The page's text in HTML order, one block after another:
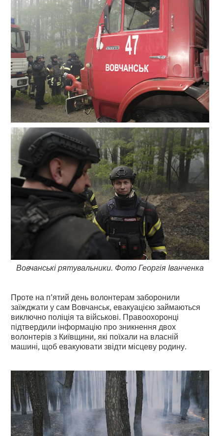
Вовчанські рятувальники. Фото Георгія Іванченка
Проте на п’ятий день волонтерам заборонили
заїжджати у сам Вовчанськ, евакуацією займаються
виключно поліція та військові. Правоохоронці
підтвердили інформацію про зникнення двох
волонтерів з Київщини, які поїхали на власній
машині, щоб евакуювати звідти місцеву родину.